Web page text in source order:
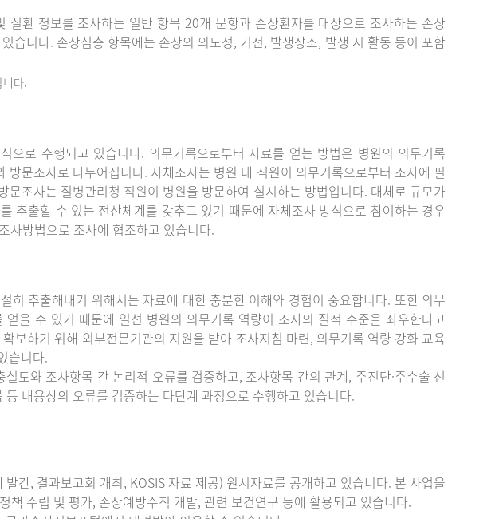
질환 정보를 조사하는 일반 항목 20개 문항과 손상환자를 대상으로 조사하는 손상
습니다. 손상심층 항목에는 손상의 의도성, 기전, 발생장소, 발생 시 활동 등이 포함
다.
으로 수행되고 있습니다. 의무기록으로부터 자료를 얻는 방법은 병원의 의무기록
방문조사로 나누어집니다. 자체조사는 병원 내 직원이 의무기록으로부터 조사에 필
문조사는 질병관리청 직원이 병원을 방문하여 실시하는 방법입니다. 대체로 규모가
추출할 수 있는 전산체계를 갖추고 있기 때문에 자체조사 방식으로 참여하는 경우
사방법으로 조사에 협조하고 있습니다.
히 추출해내기 위해서는 자료에 대한 충분한 이해와 경험이 중요합니다. 또한 의무
을 수 있기 때문에 일선 병원의 의무기록 역량이 조사의 질적 수준을 좌우한다고
보하기 위해 외부전문기관의 지원을 받아 조사지침 마련, 의무기록 역량 강화 교육
습니다.
도와 조사항목 간 논리적 오류를 검증하고, 조사항목 간의 관계, 주진단·주수술 선
내용상의 오류를 검증하는 다단계 과정으로 수행하고 있습니다.
간, 결과보고회 개최, KOSIS 자료 제공) 원시자료를 공개하고 있습니다. 본 사업을
책 수립 및 평가, 손상예방수칙 개발, 관련 보건연구 등에 활용되고 있습니다.